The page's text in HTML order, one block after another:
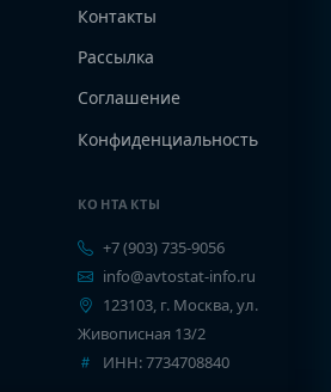
Контакты
Рассылка
Соглашение
Конфиденциальность
КОНТАКТЫ
+7 (903) 735-9056
info@avtostat-info.ru
123103, г. Москва, ул.
Живописная 13/2
ИНН: 7734708840